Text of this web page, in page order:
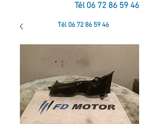
Tél 06 72 86 59 46
Tél 06 72 86 59 46